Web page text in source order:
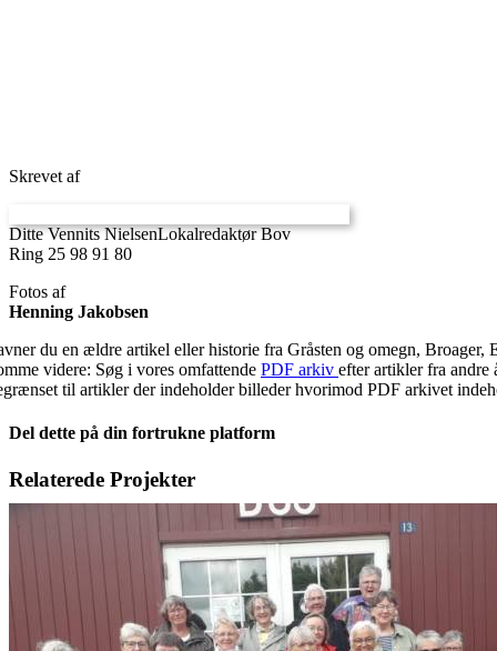
Skrevet af
Ditte Vennits NielsenLokalredaktør Bov
Ring 25 98 91 80
Fotos af
Henning Jakobsen
du en ældre artikel eller historie fra Gråsten og omegn,
videre: Søg i vores omfattende PDF arkiv efter artikler fra
til artikler der indeholder billeder hvorimod PDF arkivet
Del dette på din fortrukne platform
Facebook
X
LinkedIn
E-
Relaterede Projekter